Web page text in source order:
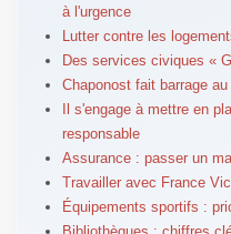
à l'urgence
Lutter contre les
Des services civiques «
Chaponost fait barrage
Il s'engage à mettre en
responsable
Assurance : passer un
Travailler avec France
Équipements sportifs :